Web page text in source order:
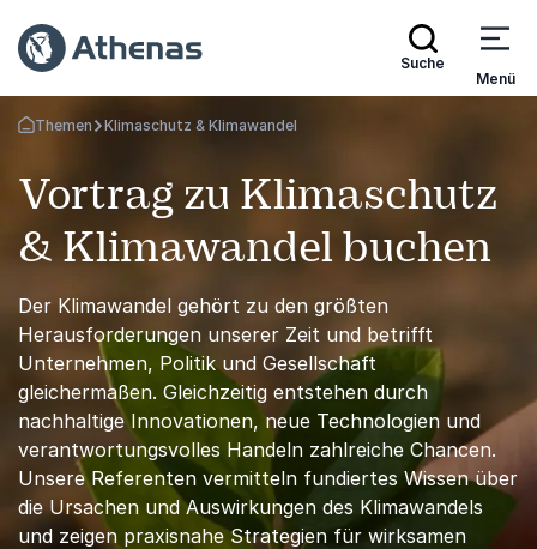
Suche
Menü
Zurück zur Startseite
Themen Klimaschutz & Klimawandel
Vortrag zu Klimaschutz
& Klimawandel buchen
Der Klimawandel gehört zu den größten
Herausforderungen unserer Zeit und betrifft
Unternehmen, Politik und Gesellschaft
gleichermaßen. Gleichzeitig entstehen durch
nachhaltige Innovationen, neue Technologien und
verantwortungsvolles Handeln zahlreiche Chancen.
Unsere Referenten vermitteln fundiertes Wissen über
die Ursachen und Auswirkungen des Klimawandels
und zeigen praxisnahe Strategien für wirksamen